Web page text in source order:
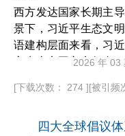
西方发达国家长期主
景下，习近平生态文
语建构层面来看，习
方生态帝国主义叙事
转化为驱动经济转型
在于身份转换与内外
想的话语建构与战略
2026 年 03
[下载次数： 274 ][被引频
四大全球倡议